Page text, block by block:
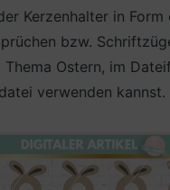
Kerzenhalter in Form
bzw.
Ostern, im
verwenden kannst.